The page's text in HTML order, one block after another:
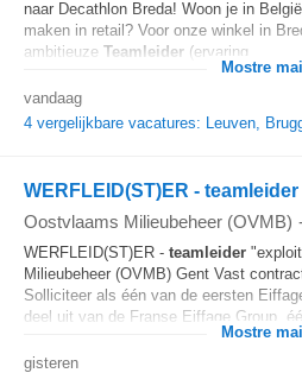
naar Decathlon Breda! Woon je in
maken in retail? Voor onze winkel in
ambitieuze Teamleider (ervaring...
Mostre
vandaag
4 vergelijkbare vacatures: Leuven,
WERFLEID(ST)ER -
Oostvlaams Milieubeheer (OVMB)
WERFLEID(ST)ER - teamleider
Milieubeheer (OVMB) Gent Vast
Solliciteer als één van de eersten
deel uit van de Franse Eiffage Group,
Mostre
gisteren